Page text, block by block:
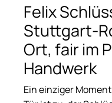
Felix
Stuttgart-
Ort, fair im
Handwerk
Ein einziger